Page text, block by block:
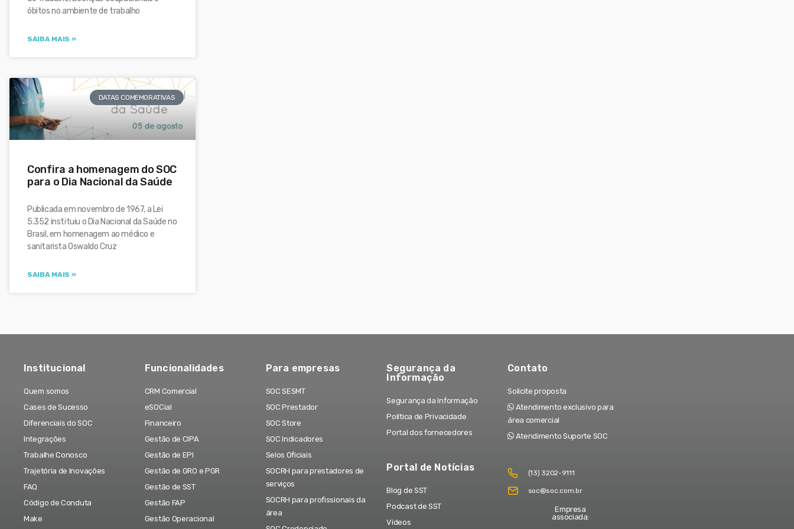
óbitos no ambiente de trabalho
SAIBA MAIS »
DATAS COMEMORATIVAS
Confira a homenagem do SOC
para o Dia Nacional da Saúde
Publicada em novembro de 1967, a Lei
5.352 instituiu o Dia Nacional da Saúde no
Brasil, em homenagem ao médico e
sanitarista Oswaldo Cruz
SAIBA MAIS »
Institucional
Quem somos
Cases de Sucesso
Diferenciais do SOC
Integrações
Trabalhe Conosco
Trajetória de Inovações
FAQ
Código de Conduta
Make
Funcionalidades
CRM Comercial
eSOCial
Financeiro
Gestão de CIPA
Gestão de EPI
Gestão de GRO e PGR
Gestão de SST
Gestão FAP
Gestão Operacional
Para empresas
SOC SESMT
SOC Prestador
SOC Store
SOC Indicadores
Selos Oficiais
SOCRH para prestadores de
serviços
SOCRH para profissionais da
área
Segurança da
Informação
Segurança da Informação
Política de Privacidade
Portal dos fornecedores
Portal de Notícias
Blog de SST
Podcast de SST
Vídeos
Contato
Solicite proposta
Atendimento exclusivo para
área comercial
Atendimento Suporte SOC
(13) 3202-9111
soc@soc.com.br
Empresa
associada: